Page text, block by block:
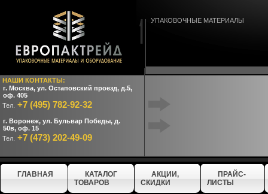
НАШИ КОНТАКТЫ:
г. Москва, ул. Остаповский проезд, д.5,
оф. 405
Тел. +7 (495) 782-92-32
г. Воронеж, ул. Бульвар Победы, д.
50в, оф. 15
Тел. +7 (473) 202-49-09
УПАКОВОЧНЫЕ МАТЕРИАЛЫ
ГЛАВНАЯ
КАТАЛОГ
ТОВАРОВ
АКЦИИ,
СКИДКИ
ПРАЙС-
ЛИСТЫ